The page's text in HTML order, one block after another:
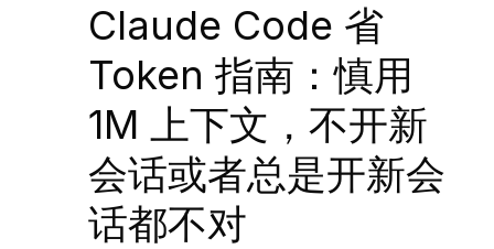
Claude Code 省
Token 指南：慎用
1M 上下文，不开新
会话或者总是开新会
话都不对